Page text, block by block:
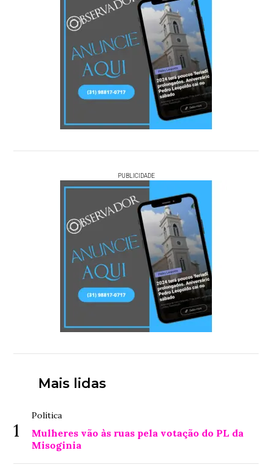
PUBLICIDADE
Mais lidas
1
Política
Mulheres vão às ruas pela votação do PL da
Misoginia